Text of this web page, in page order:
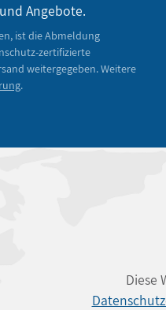
Angebote.
ist die Abmeldung
zertifizierte
weitergegeben. Weitere
.
Diese